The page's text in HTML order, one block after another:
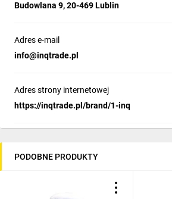
Budowlana 9, 20-469 Lublin
Adres e-mail
info@inqtrade.pl
Adres strony internetowej
https://inqtrade.pl/brand/1-inq
PODOBNE PRODUKTY